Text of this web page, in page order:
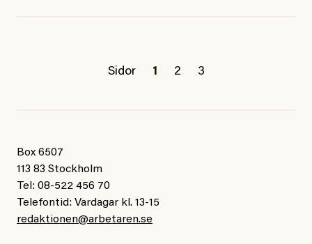
Sidor 1 2 3
Box 6507
113 83 Stockholm
Tel: 08-522 456 70
Telefontid: Vardagar kl. 13-15
redaktionen@arbetaren.se